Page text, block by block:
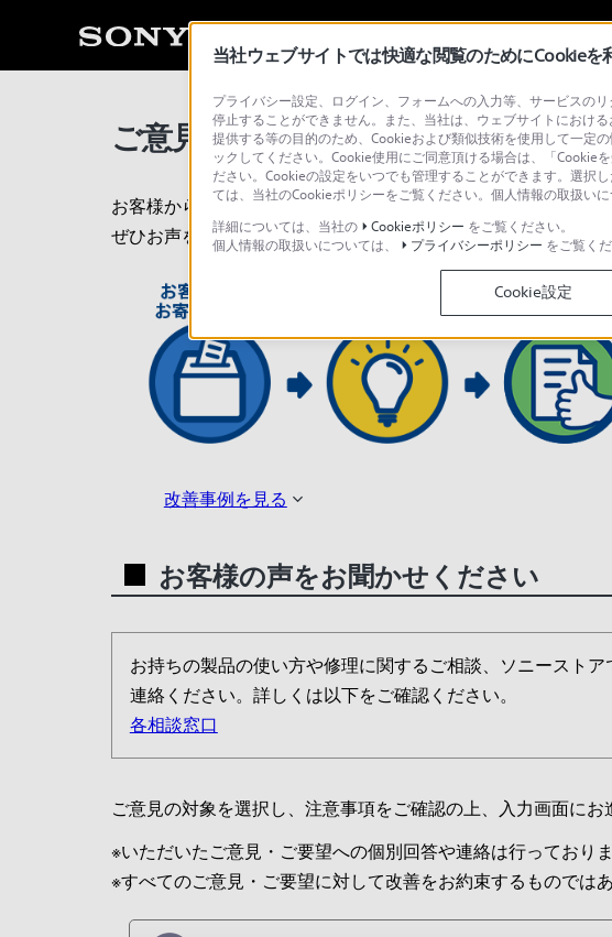
ご意見箱／改善事例紹介
お客様からいただいたご意見・ご要望を サービス・サポートの
ぜひお声をお聞かせください。
改善事例を見る
お客様の声をお聞かせください
お持ちの製品の使い方や修理に関するご相談、ソニースト
連絡ください。詳しくは以下をご確認ください。
各相談窓口
ご意見の対象を選択し、注意事項をご確認の上、入力画面にお
※いただいたご意見・ご要望への個別回答や連絡は行っておりま
※すべてのご意見・ご要望に対して改善をお約束するものではあ
当社ウェブサイトでは快適な閲覧のためにCookieを
プライバシー設定、ログイン、フォームへの入力等、サービスの
停止することができません。また、当社は、ウェブサイトにおけ
提供する等の目的のため、Cookieおよび類似技術を使用して一定
ックしてください。Cookie使用にご同意頂ける場合は、「Cookie
ださい。Cookieの設定をいつでも管理することができます。選択
ては、当社のCookieポリシーをご覧ください。個人情報の取扱い
詳細については、当社の
Cookieポリシー をご覧ください。
個人情報の取扱いについては、
プライバシーポリシー をご覧くだ
Cookie設定